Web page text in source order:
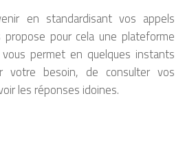
en standardisant vos appels
pour cela une plateforme
permet en quelques instants
votre besoin, de consulter vos
les réponses idoines.